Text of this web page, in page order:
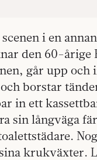
i en
den 60-årige
går upp och
borstar
in ett
sin långväga
krukväxter.